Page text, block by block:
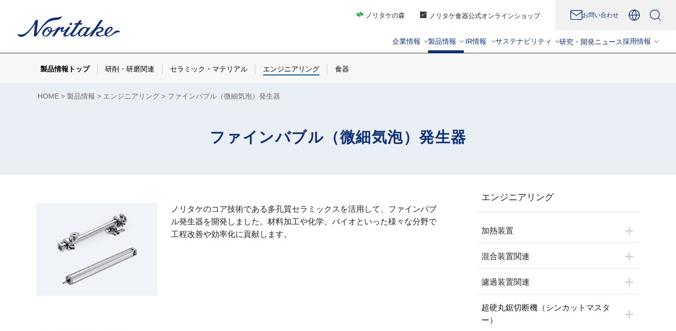
ノリタケの森 ノリタケ食器公式オンラインショップ お問い合わせ
企業情報 製品情報 IR情報 サステナビリティ 研究・開発ニュース採用情報
製品情報トップ 研削・研磨関連 セラミック・マテリアル エンジニアリング 食器
HOME 製品情報 エンジニアリング ファインバブル（微細気泡）発生器
ファインバブル（微細気泡）発生器
エンジニアリング
加熱装置
混合装置関連
濾過装置関連
超硬丸鋸切断機（シンカットマスタ
ー）
ノリタケのコア技術である多孔質セラミックスを活用して、ファインバブ
ル発生器を開発しました。材料加工や化学、バイオといった様々な分野で
工程改善や効率化に貢献します。